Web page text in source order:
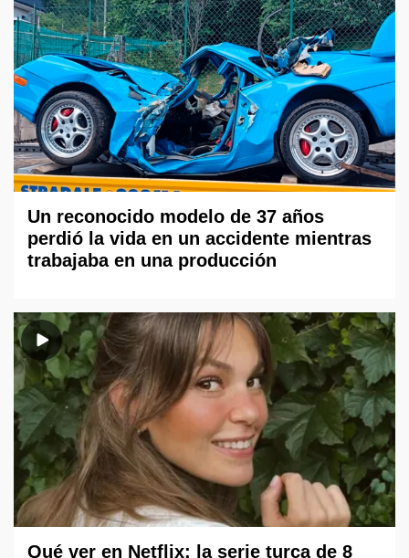
Un reconocido modelo de 37 años
perdió la vida en un accidente mientras
trabajaba en una producción
Qué ver en Netflix: la serie turca de 8